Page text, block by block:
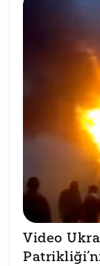
Video